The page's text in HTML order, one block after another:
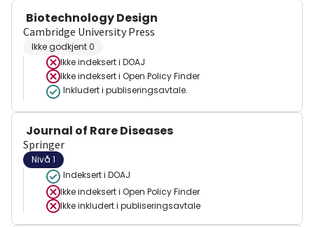
Biotechnology Design
Cambridge University Press
Ikke godkjent 0
Ikke indeksert i DOAJ
Ikke indeksert i Open Policy Finder
Inkludert i publiseringsavtale.
Journal of Rare Diseases
Springer
Nivå 1
Indeksert i DOAJ
Ikke indeksert i Open Policy Finder
Ikke inkludert i publiseringsavtale